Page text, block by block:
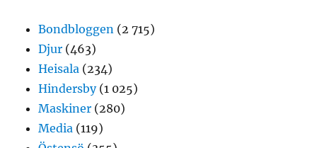
Bondbloggen (2 715)
Djur (463)
Heisala (234)
Hindersby(1 025)
Maskiner (280)
Media (119)